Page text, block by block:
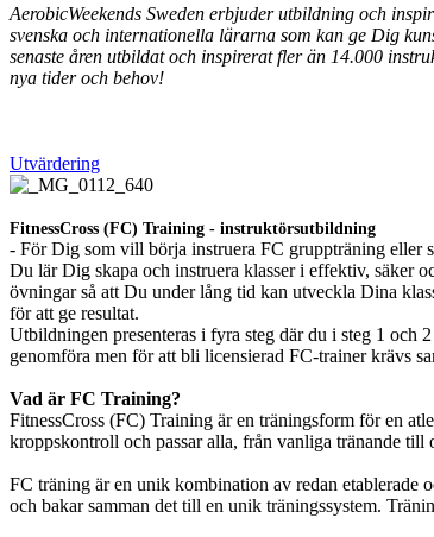
AerobicWeekends Sweden erbjuder utbildning och
svenska och internationella lärarna som kan ge Dig
senaste åren utbildat och inspirerat fler än 14.000
nya tider och behov!
Utvärdering
FitnessCross (FC) Training - instruktörsutbildning
- För Dig som vill börja instruera FC gruppträning eller
Du lär Dig skapa och instruera klasser i effektiv, säker
övningar så att Du under lång tid kan utveckla Dina
för att ge resultat.
Utbildningen presenteras i fyra steg där du i steg 1
genomföra men för att bli licensierad FC-trainer krävs
Vad är FC Training?
FitnessCross (FC) Training är en träningsform för en
kroppskontroll och passar alla, från vanliga tränande till
FC träning är en unik kombination av redan etablerade
och bakar samman det till en unik träningssystem.